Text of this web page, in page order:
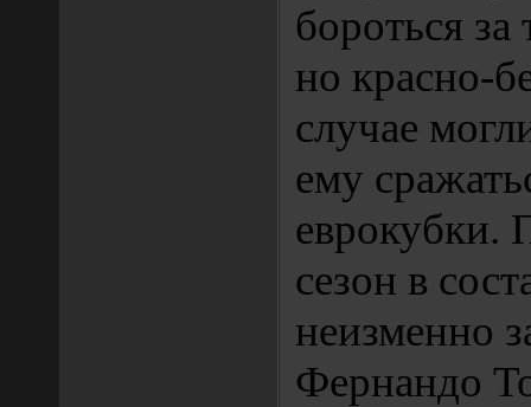
бороться
но красно-
случае
ему
еврокубки.
сезон в
неизменно
Фернандо